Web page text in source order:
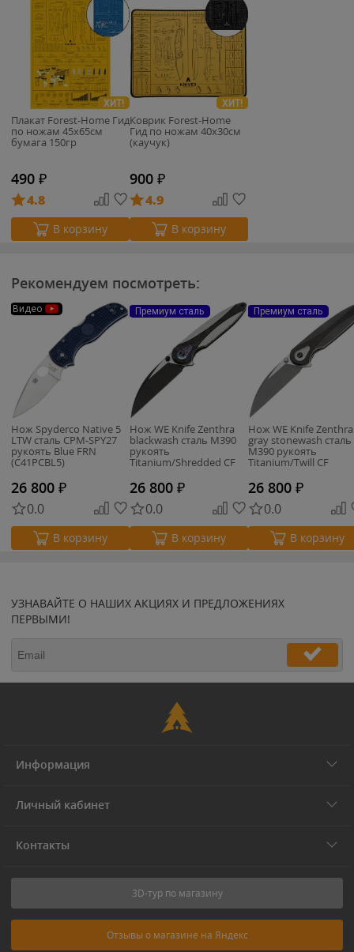
ХИТ!
Плакат Forest-Home Гид
по ножам 45х65см
бумага 150гр
490 ₽
4.8
В корзину
ХИТ!
Коврик Forest-Home
Гид по ножам 40х30см
(каучук)
900 ₽
4.9
В корзину
Рекомендуем посмотреть:
Видео
Нож Spyderco Native 5
LTW сталь CPM-SPY27
рукоять Blue FRN
(C41PCBL5)
26 800 ₽
0.0
В корзину
Премиум сталь
Нож WE Knife Zenthra
blackwash сталь M390
рукоять
Titanium/Shredded CF
26 800 ₽
0.0
В корзину
Премиум сталь
Нож WE Knife Zenthra
gray stonewash сталь
M390 рукоять
Titanium/Twill CF
26 800 ₽
0.0
В корзину
УЗНАВАЙТЕ О НАШИХ АКЦИЯХ И ПРЕДЛОЖЕНИЯХ
ПЕРВЫМИ!
Информация
Личный кабинет
Контакты
3D-тур по магазину
Отзывы о магазине на Яндекс